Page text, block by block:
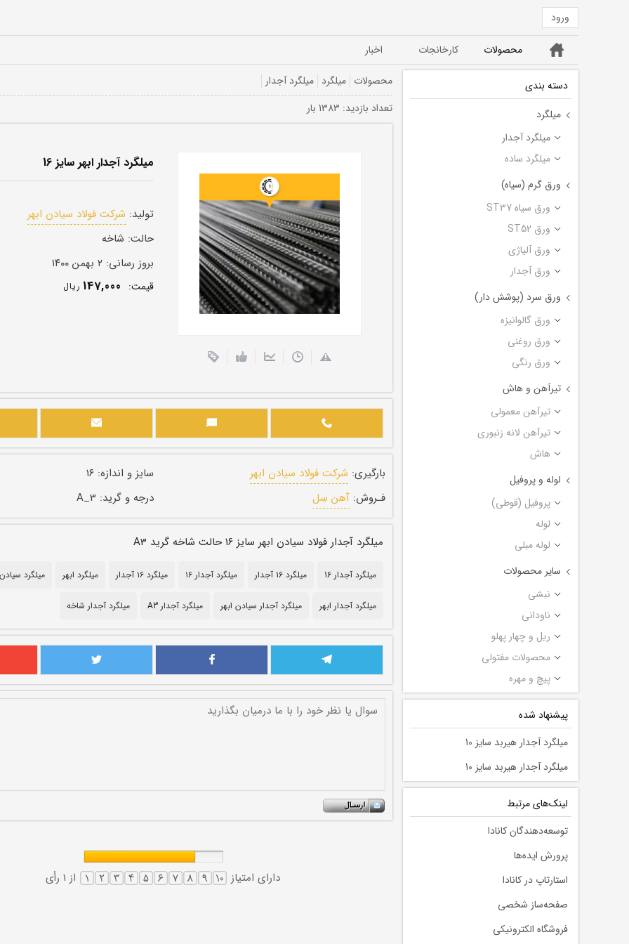
ورود
خانه محصولات کارخانجات اخبار
دسته بندی
میلگرد
میلگرد آجدار
میلگرد ساده
ورق گرم (سیاه)
ورق سیاه ST37
ورق ST52
ورق آلیاژی
ورق آجدار
ورق سرد (پوشش دار)
ورق گالوانیزه
ورق روغنی
ورق رنگی
تیرآهن و هاش
تیرآهن معمولی
تیرآهن لانه زنبوری
هاش
لوله و پروفیل
پروفیل (قوطی)
لوله
لوله مبلی
سایر محصولات
نبشی
ناودانی
ریل و چهار پهلو
محصولات مفتولی
پیچ و مهره
پیشنهاد شده
میلگرد آجدار هیربد سایز 10
میلگرد آجدار هیربد سایز 10
لينك‌های مرتبط
توسعه‌دهندگان کانادا
پرورش ایده‌ها
استارتاپ در کانادا
صفحه‌ساز شخصی
فروشگاه الکترونیکی
محصولات میلگرد میلگرد آجدار
تعداد بازديد: 1383 بار
میلگرد آجدار ابهر سایز 16
تولید: شرکت فولاد سیادن ابهر
حالت: شاخه
بروز رسانی: ۲ بهمن ۱۴۰۰
قيمت: 147,000 ريال
بارگیری: شرکت فولاد سیادن ابهر
فـروش: آهن سِل
سایز و اندازه: ۱۶
درجه و گرید: A_3
میلگرد آجدار فولاد سیادن ابهر سایز ۱۶ حالت شاخه گرید A3
میلگرد آجدار 16 میلگرد 16 آجدار میلگرد آجدار ۱۶ میلگرد ۱۶ آجدار میلگرد ابهر میلگرد
میلگرد آجدار ابهر میلگرد آجدار سیادن ابهر میلگرد آجدار A3 میلگرد آجدار شاخه
دارای امتیاز از 1 رأی